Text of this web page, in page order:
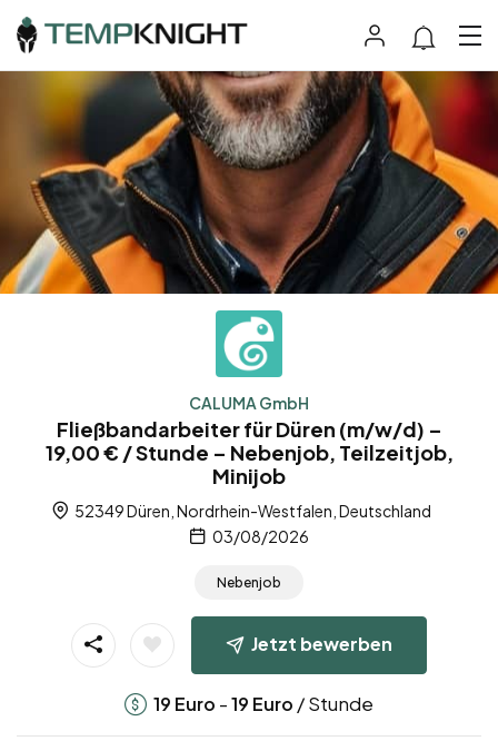
CALUMA GmbH
Fließbandarbeiter für Düren (m/w/d) –
19,00 € / Stunde – Nebenjob, Teilzeitjob,
Minijob
52349 Düren, Nordrhein-Westfalen, Deutschland
03/08/2026
Nebenjob
Jetzt bewerben
19 Euro -19 Euro / Stunde